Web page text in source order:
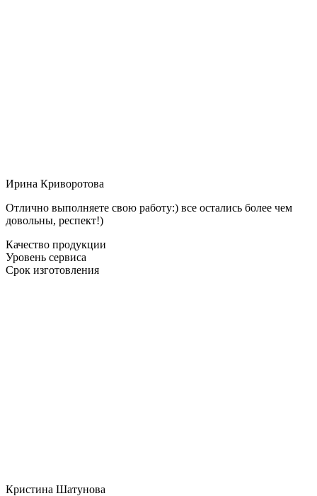
Ирина Криворотова
Отлично выполняете свою работу:) все остались более чем
довольны, респект!)
Качество продукции
Уровень сервиса
Срок изготовления
Кристина Шатунова